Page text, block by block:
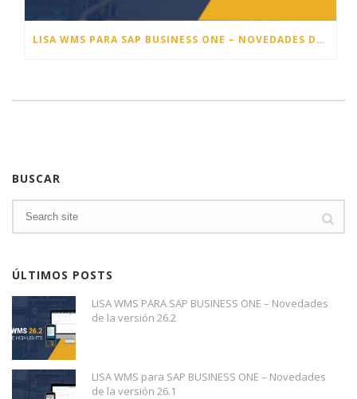
LISA WMS PARA SAP BUSINESS ONE – NOVEDADES DE LA VERSIÓN 25.3
BUSCAR
ÚLTIMOS POSTS
LISA WMS PARA SAP BUSINESS ONE – Novedades
de la versión 26.2
LISA WMS para SAP BUSINESS ONE – Novedades
de la versión 26.1